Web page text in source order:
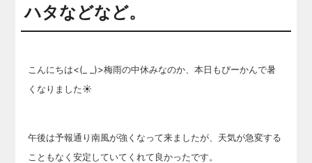
ハタなどなど。
こんにちは<(_ _)>梅雨の中休みなのか、本日もぴーかんで暑
くなりました☀
午後は予報通り南風が強くなって来ましたが、天気が急変する
こともなく安定していてくれて良かったです。